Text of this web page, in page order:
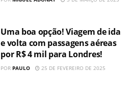
Uma boa opção! Viagem de ida
e volta com passagens aéreas
por R$ 4 mil para Londres!
POR PAULO 25 DE FEVEREIRO DE 2025